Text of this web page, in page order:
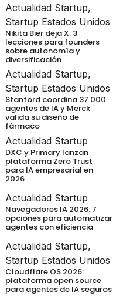
Actualidad Startup,
Startup Estados Unidos
Nikita Bier deja X: 3
lecciones para founders
sobre autonomía y
diversificación
Actualidad Startup,
Startup Estados Unidos
Stanford coordina 37.000
agentes de IA y Merck
valida su diseño de
fármaco
Actualidad Startup
DXC y Primary lanzan
plataforma Zero Trust
para IA empresarial en
2026
Actualidad Startup
Navegadores IA 2026: 7
opciones para automatizar
agentes con eficiencia
Actualidad Startup,
Startup Estados Unidos
Cloudflare OS 2026:
plataforma open source
para agentes de IA seguros